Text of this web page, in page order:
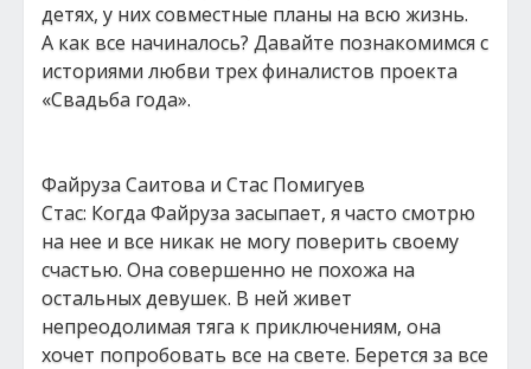
детях, у них совместные планы на всю жизнь.
А как все начиналось? Давайте познакомимся с
историями любви трех финалистов проекта
«Свадьба года».
Файруза Саитова и Стас Помигуев
Стас: Когда Файруза засыпает, я часто смотрю
на нее и все никак не могу поверить своему
счастью. Она совершенно не похожа на
остальных девушек. В ней живет
непреодолимая тяга к приключениям, она
хочет попробовать все на свете. Берется за все